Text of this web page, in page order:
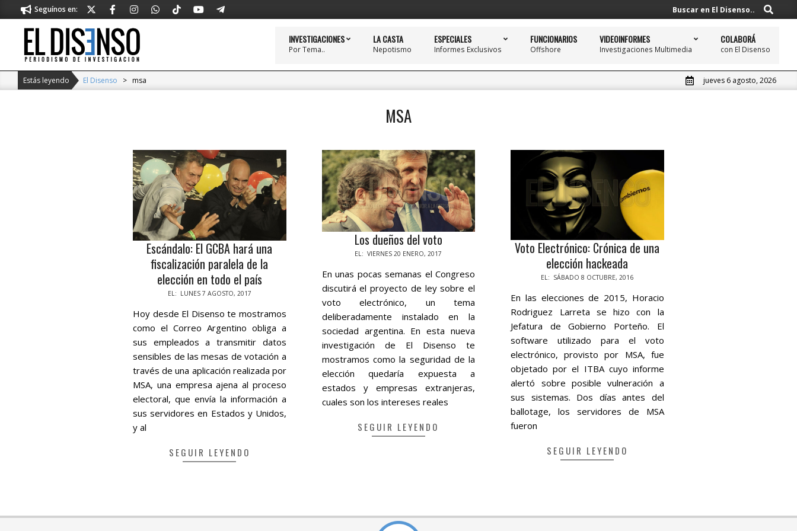
to
content
Seguínos en: Buscar en El Disenso.. Buscar
El
Disenso
INVESTIGACIONES
Por Tema..
LA CASTA
Nepotismo
ESPECIALES
Informes Exclusivos
FUNCIONARIOS
Offshore
VIDEOINFORMES
Investigaciones Multimedia
COLABORÁ
con El Disenso
Estás leyendo El Disenso > msa jueves 6 agosto, 2026
MSA
Escándalo: El GCBA hará una
fiscalización paralela de la
elección en todo el país
EL: LUNES 7 AGOSTO, 2017
Hoy desde El Disenso te mostramos
como el Correo Argentino obliga a
sus empleados a transmitir datos
sensibles de las mesas de votación a
través de una aplicación realizada por
MSA, una empresa ajena al proceso
electoral, que envía la información a
sus servidores en Estados y Unidos,
y al
SEGUIR LEYENDO
Los dueños del voto
EL: VIERNES 20 ENERO, 2017
En unas pocas semanas el Congreso
discutirá el proyecto de ley sobre el
voto electrónico, un tema
deliberadamente instalado en la
sociedad argentina. En esta nueva
investigación de El Disenso te
mostramos como la seguridad de la
elección quedaría expuesta a
estados y empresas extranjeras,
cuales son los intereses reales
SEGUIR LEYENDO
Voto Electrónico: Crónica de una
elección hackeada
EL: SÁBADO 8 OCTUBRE, 2016
En las elecciones de 2015, Horacio
Rodriguez Larreta se hizo con la
Jefatura de Gobierno Porteño. El
software utilizado para el voto
electrónico, provisto por MSA, fue
objetado por el ITBA cuyo informe
alertó sobre posible vulneración a
sus sistemas. Dos días antes del
ballotage, los servidores de MSA
fueron
SEGUIR LEYENDO